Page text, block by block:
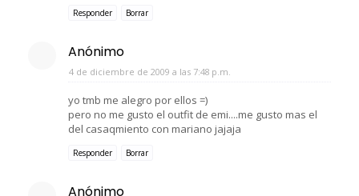
Responder Borrar
Anónimo
4 de diciembre de 2009 a las 7:48 p.m.
yo tmb me alegro por ellos =)
pero no me gusto el outfit de emi....me gusto mas el
del casaqmiento con mariano jajaja
Responder Borrar
Anónimo